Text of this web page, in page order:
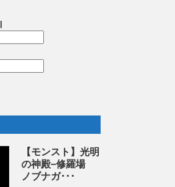
【モンスト】光明
の神殿−修羅場
ノブナガ･･･